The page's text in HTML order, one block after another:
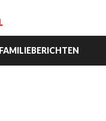
FAMILIEBERICHTEN